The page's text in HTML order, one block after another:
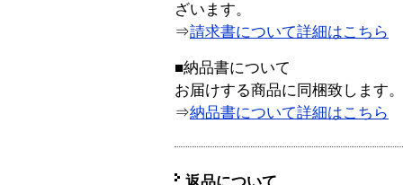
ざいます。
⇒請求書について詳細はこちら
■納品書について
お届けする商品に同梱致します。
⇒納品書について詳細はこちら